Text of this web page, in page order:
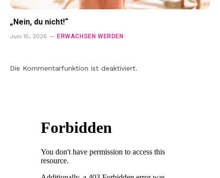
„Nein, du nicht!“
Juni 15, 2026 ERWACHSEN WERDEN
Die Kommentarfunktion ist deaktiviert.